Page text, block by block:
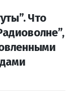
a
m
Что